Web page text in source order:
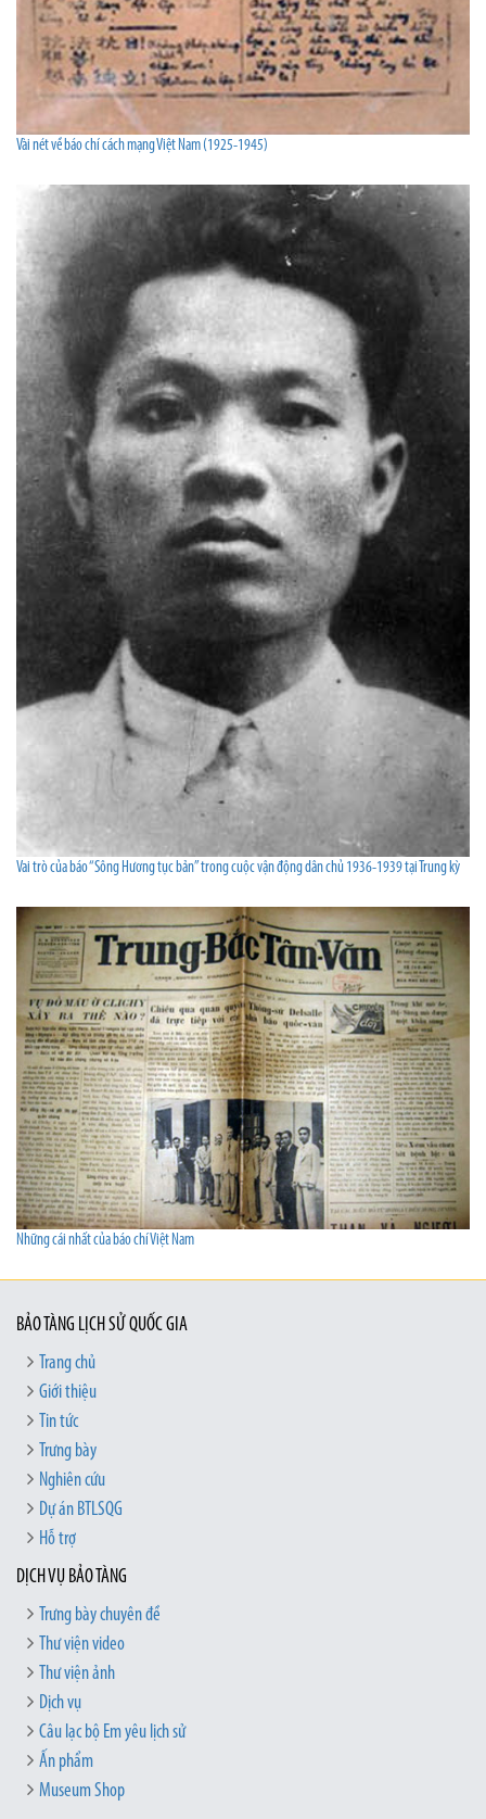
Vài nét về báo chí cách mạng Việt Nam (1925-1945)
Vai trò của báo “Sông Hương tục bản” trong cuộc vận động dân chủ 1936-1939 tại Trung kỳ
Những cái nhất của báo chí Việt Nam
BẢO TÀNG LỊCH SỬ QUỐC GIA
Trang chủ
Giới thiệu
Tin tức
Trưng bày
Nghiên cứu
Dự án BTLSQG
Hỗ trợ
DỊCH VỤ BẢO TÀNG
Trưng bày chuyên đề
Thư viện video
Thư viện ảnh
Dịch vụ
Câu lạc bộ Em yêu lịch sử
Ấn phẩm
Museum Shop